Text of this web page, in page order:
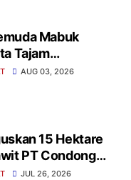
Mabuk
Tajam
Polisi Saat
AUG 03, 2026
15 Hektare
PT Condong
dan Damkar
JUL 26, 2026